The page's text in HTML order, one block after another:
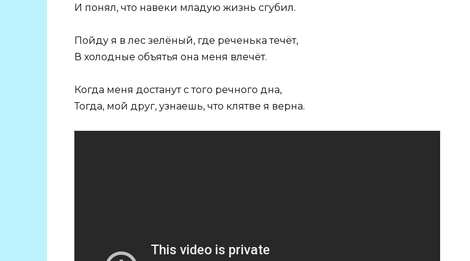
И понял, что навеки младую жизнь сгубил.
Пойду я в лес зелёный, где реченька течёт,
В холодные объятья она меня влечёт.
Когда меня достанут с того речного дна,
Тогда, мой друг, узнаешь, что клятве я верна.